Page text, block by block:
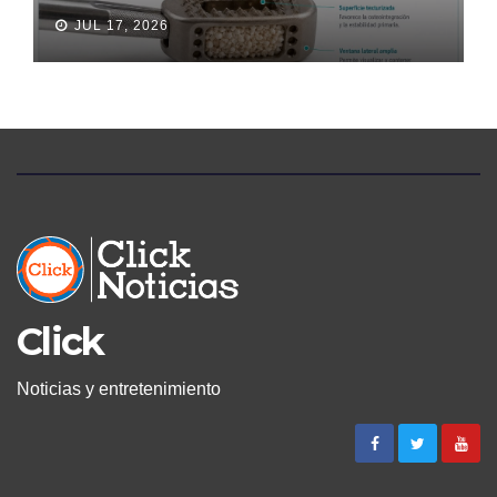
LLEGA A ECUADOR Y AMPLÍA
LAS OPCIONES PARA
PACIENTES CON DOLOR
JUL 17, 2026
Click
Noticias y entretenimiento